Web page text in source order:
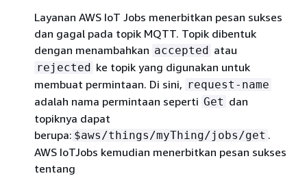
Layanan AWS IoT Jobs menerbitkan pesan sukses
dan gagal pada topik MQTT. Topik dibentuk
dengan menambahkan accepted atau
rejected ke topik yang digunakan untuk
membuat permintaan. Di sini, request-name
adalah nama permintaan seperti Get dan
topiknya dapat
berupa: $aws/things/myThing/jobs/get .
AWS IoTJobs kemudian menerbitkan pesan sukses
tentang